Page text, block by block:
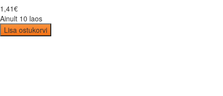
1 ,41€
Ainult 10 laos
Lisa ostukorvi